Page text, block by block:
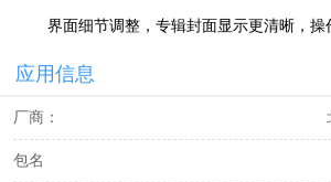
界面细节调整，专辑封面显示更清晰，操
应用信息
厂商：
包名